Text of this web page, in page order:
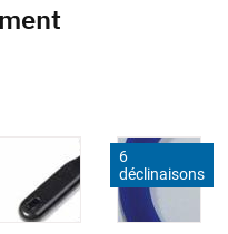
6
déclinaisons